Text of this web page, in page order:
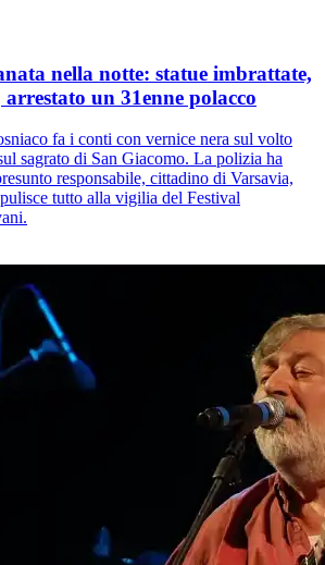
nella notte: statue imbrattate,
un 31enne polacco
fa i conti con vernice nera sul volto
sagrato di San Giacomo. La polizia ha
responsabile, cittadino di Varsavia,
tutto alla vigilia del Festival